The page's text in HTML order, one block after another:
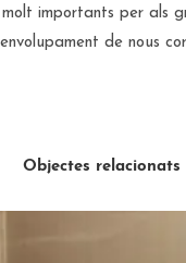
molt importants per als
de nous
Objectes relacionats